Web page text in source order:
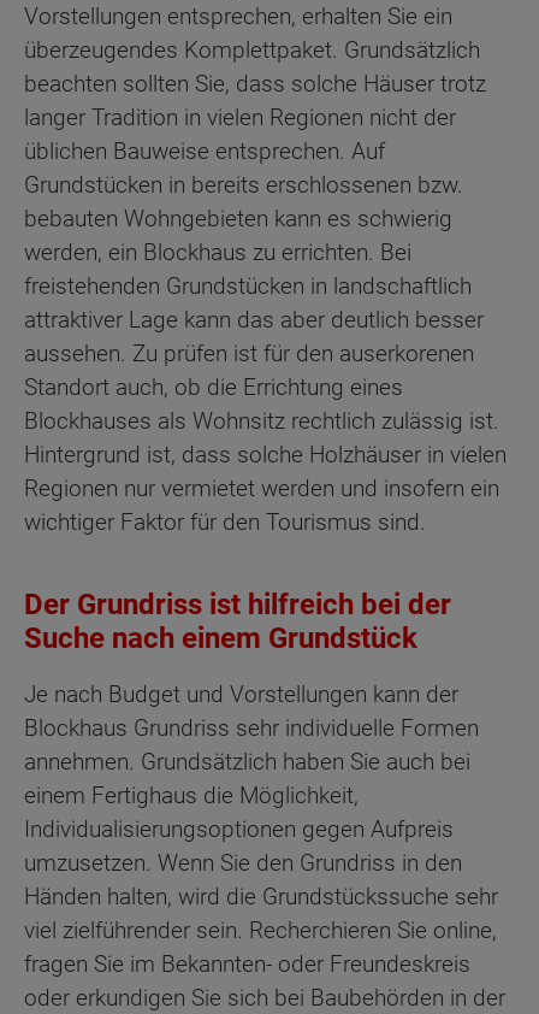
Vorstellungen entsprechen, erhalten Sie ein
überzeugendes Komplettpaket. Grundsätzlich
beachten sollten Sie, dass solche Häuser trotz
langer Tradition in vielen Regionen nicht der
üblichen Bauweise entsprechen. Auf
Grundstücken in bereits erschlossenen bzw.
bebauten Wohngebieten kann es schwierig
werden, ein Blockhaus zu errichten. Bei
freistehenden Grundstücken in landschaftlich
attraktiver Lage kann das aber deutlich besser
aussehen. Zu prüfen ist für den auserkorenen
Standort auch, ob die Errichtung eines
Blockhauses als Wohnsitz rechtlich zulässig ist.
Hintergrund ist, dass solche Holzhäuser in vielen
Regionen nur vermietet werden und insofern ein
wichtiger Faktor für den Tourismus sind.
Der Grundriss ist hilfreich bei der
Suche nach einem Grundstück
Je nach Budget und Vorstellungen kann der
Blockhaus Grundriss sehr individuelle Formen
annehmen. Grundsätzlich haben Sie auch bei
einem Fertighaus die Möglichkeit,
Individualisierungsoptionen gegen Aufpreis
umzusetzen. Wenn Sie den Grundriss in den
Händen halten, wird die Grundstückssuche sehr
viel zielführender sein. Recherchieren Sie online,
fragen Sie im Bekannten- oder Freundeskreis
oder erkundigen Sie sich bei Baubehörden in der